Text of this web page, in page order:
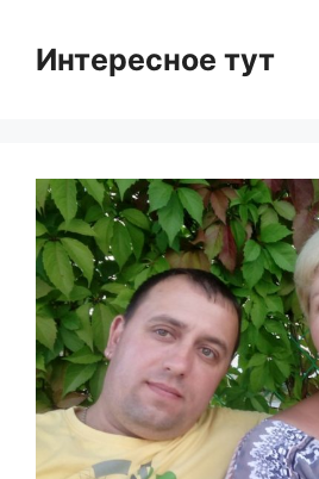
contentИнтересное тут